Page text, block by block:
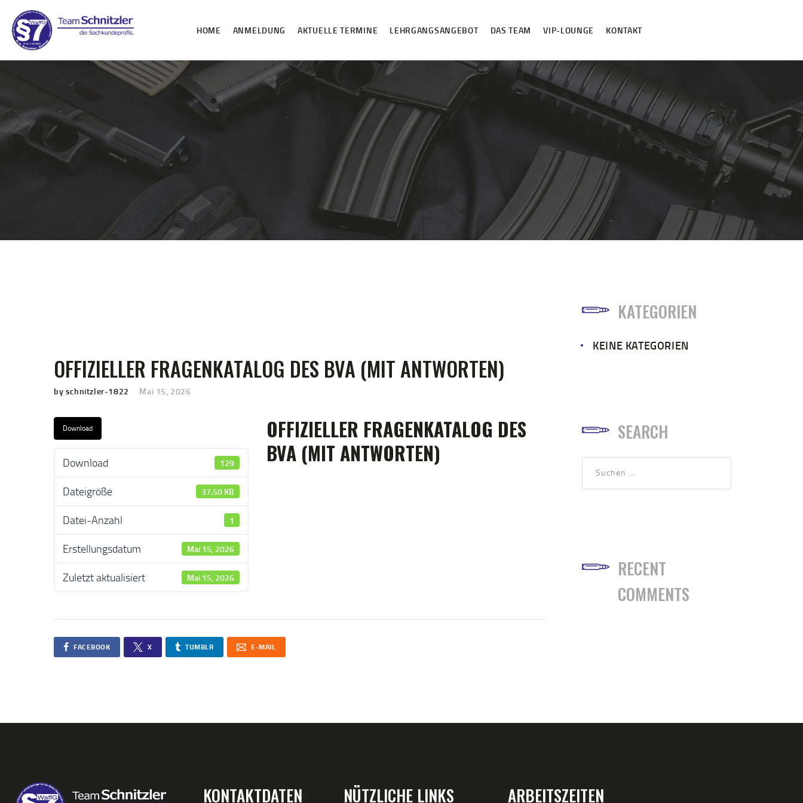
HOME ANMELDUNG AKTUELLE TERMINE LEHRGANGSANGEBOT DAS TEAM VIP-LOUNGE KONTAKT
AKTUELLE
TERMINE
LEHRGANGSANGE
DAS TEAM
VIP-LOUNGE
OFFIZIELLER FRAGENKATALOG DES BVA (MIT ANTWORTEN)
by schnitzler-1822 Mai 15, 2026
Download
Download 129
Dateigröße 37.50 KB
Datei-Anzahl 1
Erstellungsdatum Mai 15, 2026
Zuletzt aktualisiert Mai 15, 2026
OFFIZIELLER FRAGENKATALOG DES
BVA (MIT ANTWORTEN)
FACEBOOK X TUMBLR E-MAIL
KATEGORIEN
KEINE KATEGORIEN
SEARCH
RECENT
COMMENTS
KONTAKTDATEN NÜTZLICHE LINKS ARBEITSZEITEN